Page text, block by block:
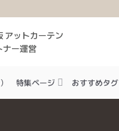
アットカーテン
ナー運営
特集ページ おすすめタグ